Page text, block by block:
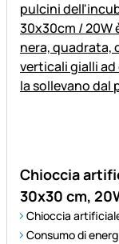
Chioccia
30x30 cm,
Chioccia
Consumo di